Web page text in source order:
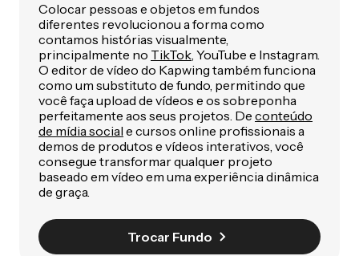
Colocar pessoas e objetos em fundos
diferentes revolucionou a forma como
contamos histórias visualmente,
principalmente no TikTok, YouTube e Instagram.
O editor de vídeo do Kapwing também funciona
como um substituto de fundo, permitindo que
você faça upload de vídeos e os sobreponha
perfeitamente aos seus projetos. De conteúdo
de mídia social e cursos online profissionais a
demos de produtos e vídeos interativos, você
consegue transformar qualquer projeto
baseado em vídeo em uma experiência dinâmica
de graça.
Trocar Fundo